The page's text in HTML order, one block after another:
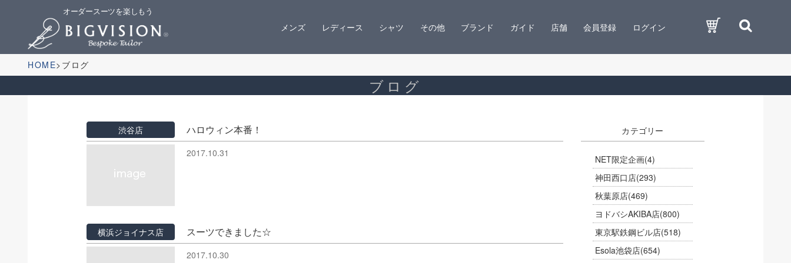
オーダースーツを楽しもう
メンズ レディース シャツ その他 ブランド ガイド 店舗 会員登録 ログイン
HOME ブログ
ブログ
渋谷店 ハロウィン本番！
2017.10.31
横浜ジョイナス店 スーツできました☆
2017.10.30
カテゴリー
NET限定企画(4)
神田西口店(293)
秋葉原店(469)
ヨドバシAKIBA店(800)
東京駅鉄鋼ビル店(518)
Esola池袋店(654)